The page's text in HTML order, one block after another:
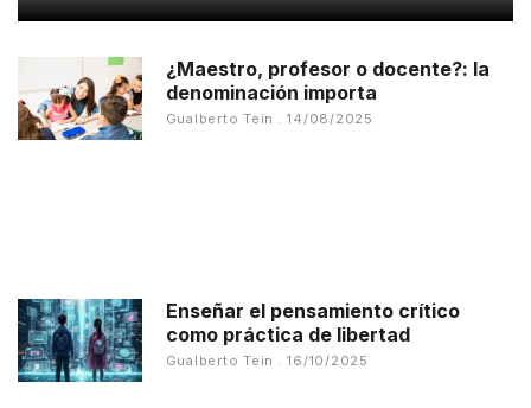
¿Maestro, profesor o docente?: la
denominación importa
Gualberto Tein 14/08/2025
Enseñar el pensamiento crítico
como práctica de libertad
Gualberto Tein 16/10/2025